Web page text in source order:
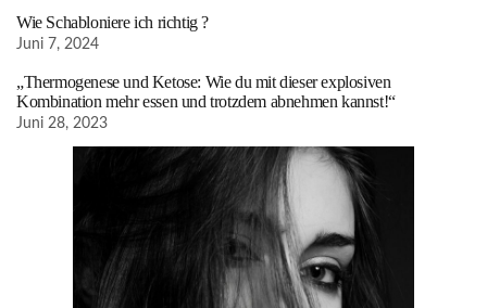
Wie Schabloniere ich richtig ?
Juni 7, 2024
„Thermogenese und Ketose: Wie du mit dieser explosiven
Kombination mehr essen und trotzdem abnehmen kannst!“
Juni 28, 2023